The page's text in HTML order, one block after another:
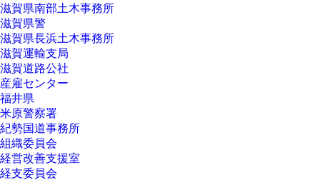
滋賀県南部土木事務所
滋賀県警
滋賀県長浜土木事務所
滋賀運輸支局
滋賀道路公社
産雇センター
福井県
米原警察署
紀勢国道事務所
組織委員会
経営改善支援室
経支委員会